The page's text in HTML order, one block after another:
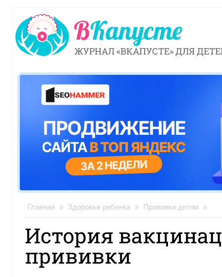
ЖУРНАЛ «ВКАПУСТЕ» ДЛЯ
Главная » Здоровье ребенка » Прививки детям »
История
прививки